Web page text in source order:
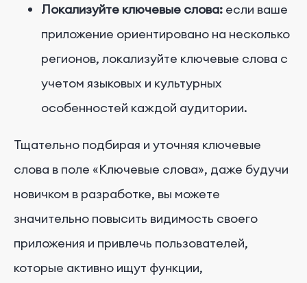
Локализуйте ключевые слова: если ваше
приложение ориентировано на несколько
регионов, локализуйте ключевые слова с
учетом языковых и культурных
особенностей каждой аудитории.
Тщательно подбирая и уточняя ключевые
слова в поле «Ключевые слова», даже будучи
новичком в разработке, вы можете
значительно повысить видимость своего
приложения и привлечь пользователей,
которые активно ищут функции,